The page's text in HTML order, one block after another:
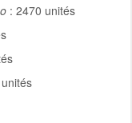
: 2470 unités